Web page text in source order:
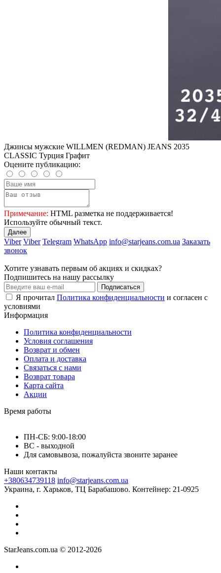
Джинсы мужские WILLMEN (REDMAN) JEANS 2035
CLASSIC Турция Графит
Оцените публикацию:
Примечание: HTML разметка не поддерживается!
Используйте обычный текст.
Далее
Viber Viber Telegram WhatsApp info@starjeans.com.ua Заказать
звонок
Хотите узнавать первым об акциях и скидках?
Подпишитесь на нашу рассылку
Подписаться
Я прочитал Политика конфиденциальности и согласен с
условиями
Информация
Политика конфиденциальности
Условия соглашения
Возврат и обмен
Оплата и доставка
Связаться с нами
Возврат товара
Карта сайта
Акции
Время работы
ПН-СБ: 9:00-18:00
ВС - выходной
Для самовывоза, пожалуйста звоните заранее
Наши контакты
+380634739118 info@starjeans.com.ua
Украина, г. Харьков, ТЦ Барабашово. Контейнер: 21-0925
StarJeans.com.ua © 2012-2026